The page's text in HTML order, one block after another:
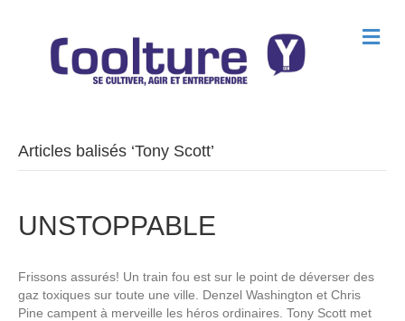
M
e
Articles balisés ‘Tony Scott’
UNSTOPPABLE
Frissons assurés! Un train fou est sur le point de déverser des
gaz toxiques sur toute une ville. Denzel Washington et Chris
Pine campent à merveille les héros ordinaires. Tony Scott met